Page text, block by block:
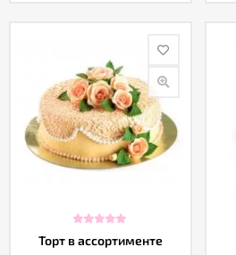
Торт в ассортименте